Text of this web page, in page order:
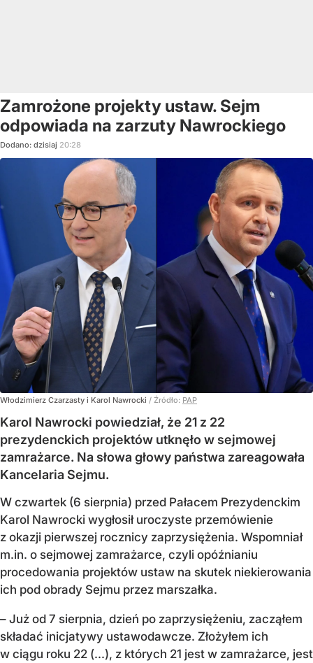
Zamrożone projekty ustaw. Sejm
odpowiada na zarzuty Nawrockiego
Dodano: dzisiaj 20:28
Włodzimierz Czarzasty i Karol Nawrocki / Źródło: PAP
Karol Nawrocki powiedział, że 21 z 22
prezydenckich projektów utknęło w sejmowej
zamrażarce. Na słowa głowy państwa zareagowała
Kancelaria Sejmu.
W czwartek (6 sierpnia) przed Pałacem Prezydenckim
Karol Nawrocki wygłosił uroczyste przemówienie
z okazji pierwszej rocznicy zaprzysiężenia. Wspomniał
m.in. o sejmowej zamrażarce, czyli opóźnianiu
procedowania projektów ustaw na skutek niekierowania
ich pod obrady Sejmu przez marszałka.
– Już od 7 sierpnia, dzień po zaprzysiężeniu, zacząłem
składać inicjatywy ustawodawcze. Złożyłem ich
w ciągu roku 22 (...), z których 21 jest w zamrażarce, jest